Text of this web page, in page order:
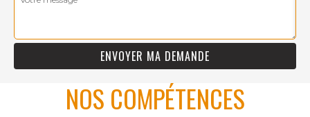
NOS COMPÉTENCES